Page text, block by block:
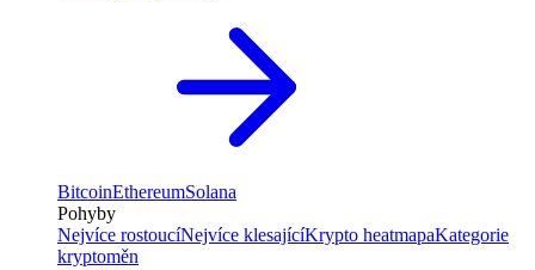
BitcoinEthereumSolana
Pohyby
Nejvíce rostoucíNejvíce klesajícíKrypto heatmapaKategorie
kryptoměn